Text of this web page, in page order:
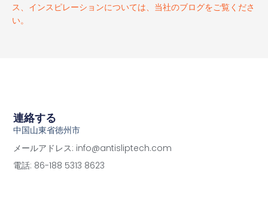
ス、インスピレーションについては、当社のブログをご覧くださ
い。
連絡する
中国山東省徳州市
メールアドレス: info@antisliptech.com
電話: 86-188 5313 8623